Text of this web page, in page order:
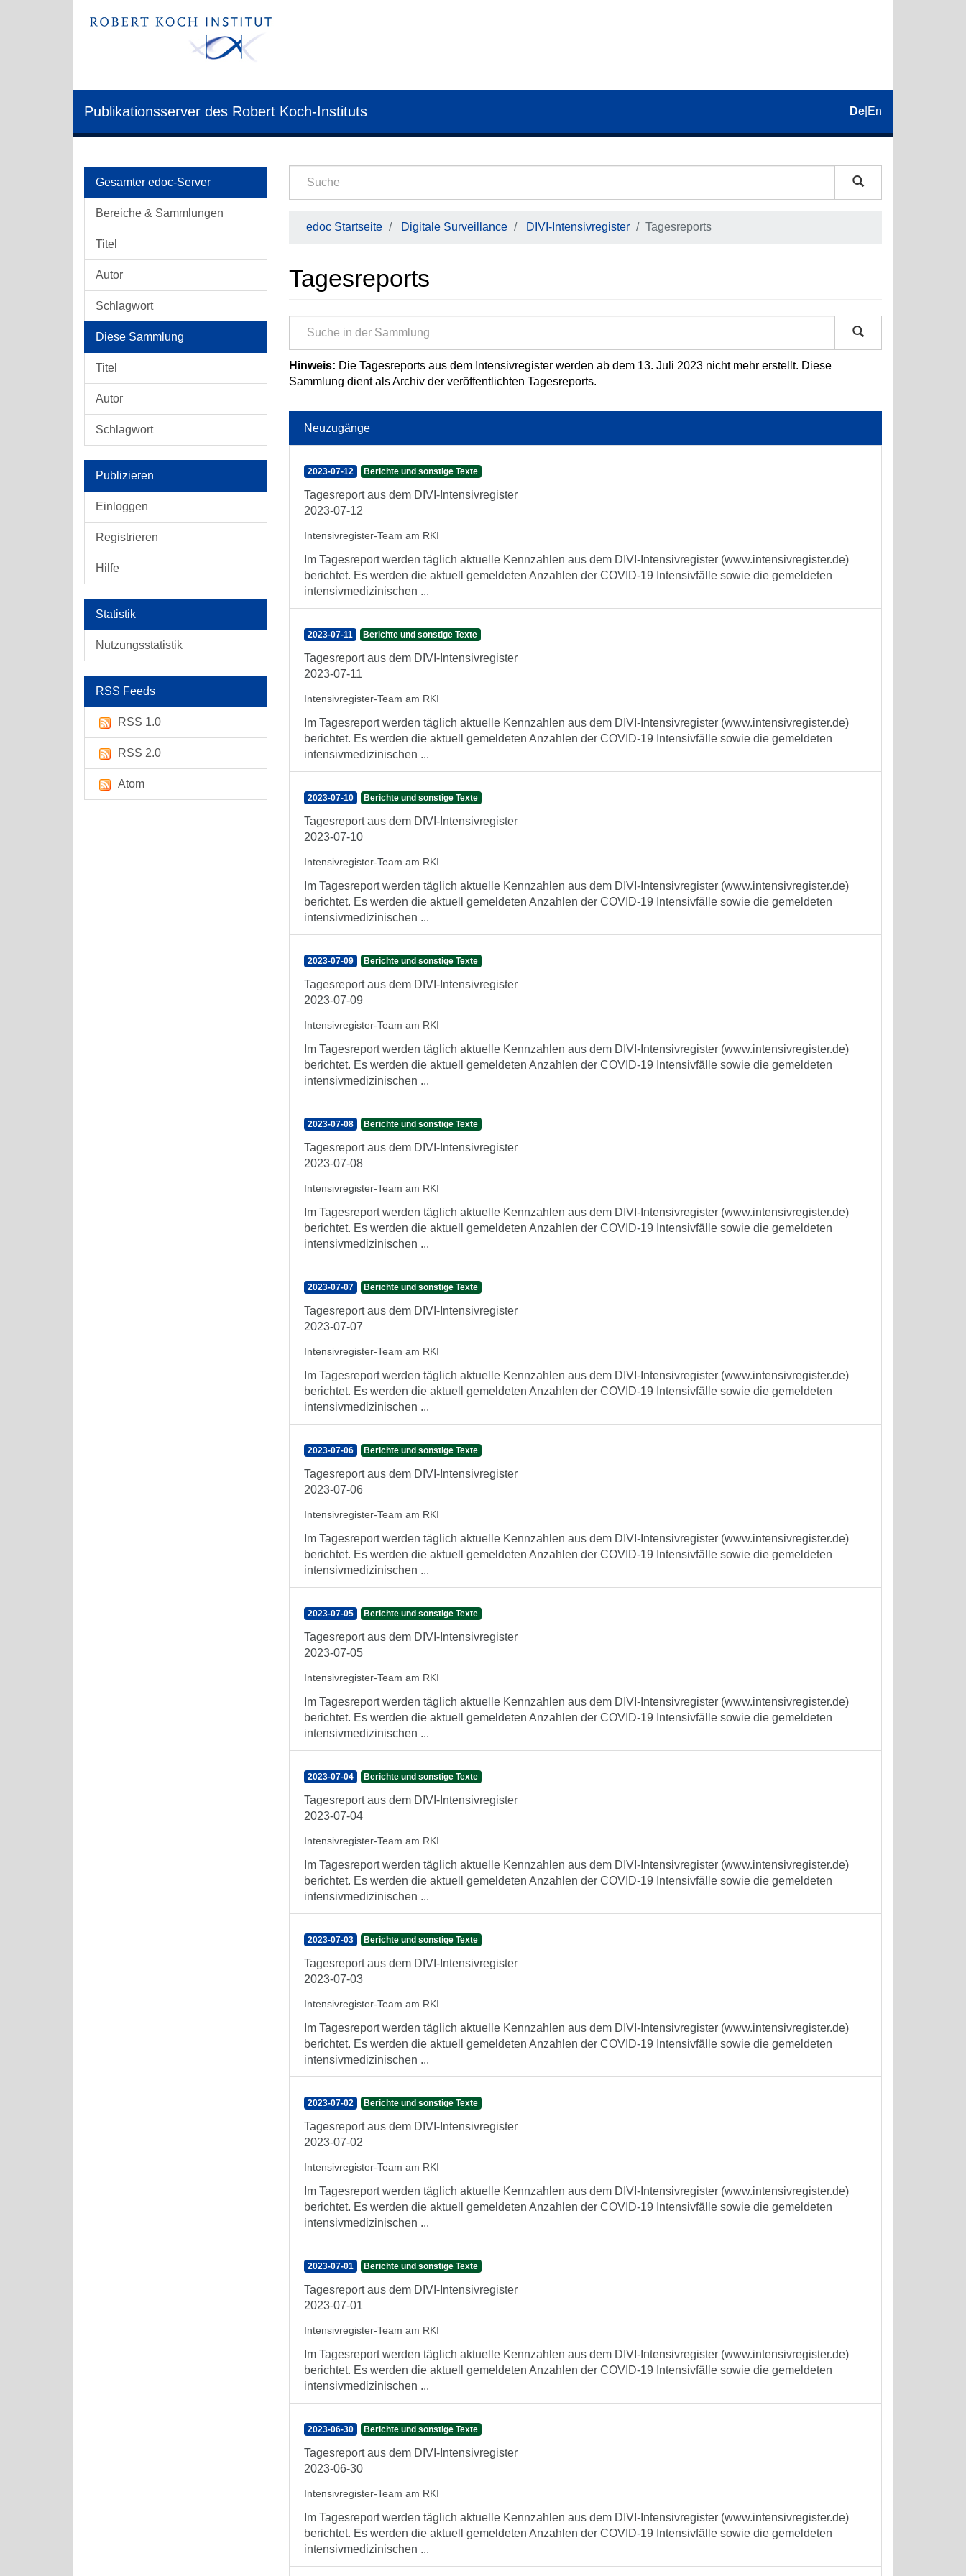
Publikationsserver des Robert Koch-Instituts De En
Gesamter edoc-Server
Bereiche & Sammlungen
Titel
Autor
Schlagwort
Diese Sammlung
Titel
Autor
Schlagwort
Publizieren
Einloggen
Registrieren
Hilfe
Statistik
Nutzungsstatistik
RSS Feeds
RSS 1.0
RSS 2.0
Atom
edoc Startseite Digitale Surveillance DIVI-Intensivregister Tagesreports
Tagesreports
Hinweis: Die Tagesreports aus dem Intensivregister werden ab dem 13. Juli 2023 nicht mehr erstellt. Diese
Sammlung dient als Archiv der veröffentlichten Tagesreports.
Neuzugänge
2023-07-12 Berichte und sonstige Texte
Tagesreport aus dem DIVI-Intensivregister
2023-07-12
Intensivregister-Team am RKI
Im Tagesreport werden täglich aktuelle Kennzahlen aus dem DIVI-Intensivregister (www.intensivregister.de)
berichtet. Es werden die aktuell gemeldeten Anzahlen der COVID-19 Intensivfälle sowie die gemeldeten
intensivmedizinischen ...
2023-07-11 Berichte und sonstige Texte
Tagesreport aus dem DIVI-Intensivregister
2023-07-11
Intensivregister-Team am RKI
Im Tagesreport werden täglich aktuelle Kennzahlen aus dem DIVI-Intensivregister (www.intensivregister.de)
berichtet. Es werden die aktuell gemeldeten Anzahlen der COVID-19 Intensivfälle sowie die gemeldeten
intensivmedizinischen ...
2023-07-10 Berichte und sonstige Texte
Tagesreport aus dem DIVI-Intensivregister
2023-07-10
Intensivregister-Team am RKI
Im Tagesreport werden täglich aktuelle Kennzahlen aus dem DIVI-Intensivregister (www.intensivregister.de)
berichtet. Es werden die aktuell gemeldeten Anzahlen der COVID-19 Intensivfälle sowie die gemeldeten
intensivmedizinischen ...
2023-07-09 Berichte und sonstige Texte
Tagesreport aus dem DIVI-Intensivregister
2023-07-09
Intensivregister-Team am RKI
Im Tagesreport werden täglich aktuelle Kennzahlen aus dem DIVI-Intensivregister (www.intensivregister.de)
berichtet. Es werden die aktuell gemeldeten Anzahlen der COVID-19 Intensivfälle sowie die gemeldeten
intensivmedizinischen ...
2023-07-08 Berichte und sonstige Texte
Tagesreport aus dem DIVI-Intensivregister
2023-07-08
Intensivregister-Team am RKI
Im Tagesreport werden täglich aktuelle Kennzahlen aus dem DIVI-Intensivregister (www.intensivregister.de)
berichtet. Es werden die aktuell gemeldeten Anzahlen der COVID-19 Intensivfälle sowie die gemeldeten
intensivmedizinischen ...
2023-07-07 Berichte und sonstige Texte
Tagesreport aus dem DIVI-Intensivregister
2023-07-07
Intensivregister-Team am RKI
Im Tagesreport werden täglich aktuelle Kennzahlen aus dem DIVI-Intensivregister (www.intensivregister.de)
berichtet. Es werden die aktuell gemeldeten Anzahlen der COVID-19 Intensivfälle sowie die gemeldeten
intensivmedizinischen ...
2023-07-06 Berichte und sonstige Texte
Tagesreport aus dem DIVI-Intensivregister
2023-07-06
Intensivregister-Team am RKI
Im Tagesreport werden täglich aktuelle Kennzahlen aus dem DIVI-Intensivregister (www.intensivregister.de)
berichtet. Es werden die aktuell gemeldeten Anzahlen der COVID-19 Intensivfälle sowie die gemeldeten
intensivmedizinischen ...
2023-07-05 Berichte und sonstige Texte
Tagesreport aus dem DIVI-Intensivregister
2023-07-05
Intensivregister-Team am RKI
Im Tagesreport werden täglich aktuelle Kennzahlen aus dem DIVI-Intensivregister (www.intensivregister.de)
berichtet. Es werden die aktuell gemeldeten Anzahlen der COVID-19 Intensivfälle sowie die gemeldeten
intensivmedizinischen ...
2023-07-04 Berichte und sonstige Texte
Tagesreport aus dem DIVI-Intensivregister
2023-07-04
Intensivregister-Team am RKI
Im Tagesreport werden täglich aktuelle Kennzahlen aus dem DIVI-Intensivregister (www.intensivregister.de)
berichtet. Es werden die aktuell gemeldeten Anzahlen der COVID-19 Intensivfälle sowie die gemeldeten
intensivmedizinischen ...
2023-07-03 Berichte und sonstige Texte
Tagesreport aus dem DIVI-Intensivregister
2023-07-03
Intensivregister-Team am RKI
Im Tagesreport werden täglich aktuelle Kennzahlen aus dem DIVI-Intensivregister (www.intensivregister.de)
berichtet. Es werden die aktuell gemeldeten Anzahlen der COVID-19 Intensivfälle sowie die gemeldeten
intensivmedizinischen ...
2023-07-02 Berichte und sonstige Texte
Tagesreport aus dem DIVI-Intensivregister
2023-07-02
Intensivregister-Team am RKI
Im Tagesreport werden täglich aktuelle Kennzahlen aus dem DIVI-Intensivregister (www.intensivregister.de)
berichtet. Es werden die aktuell gemeldeten Anzahlen der COVID-19 Intensivfälle sowie die gemeldeten
intensivmedizinischen ...
2023-07-01 Berichte und sonstige Texte
Tagesreport aus dem DIVI-Intensivregister
2023-07-01
Intensivregister-Team am RKI
Im Tagesreport werden täglich aktuelle Kennzahlen aus dem DIVI-Intensivregister (www.intensivregister.de)
berichtet. Es werden die aktuell gemeldeten Anzahlen der COVID-19 Intensivfälle sowie die gemeldeten
intensivmedizinischen ...
2023-06-30 Berichte und sonstige Texte
Tagesreport aus dem DIVI-Intensivregister
2023-06-30
Intensivregister-Team am RKI
Im Tagesreport werden täglich aktuelle Kennzahlen aus dem DIVI-Intensivregister (www.intensivregister.de)
berichtet. Es werden die aktuell gemeldeten Anzahlen der COVID-19 Intensivfälle sowie die gemeldeten
intensivmedizinischen ...